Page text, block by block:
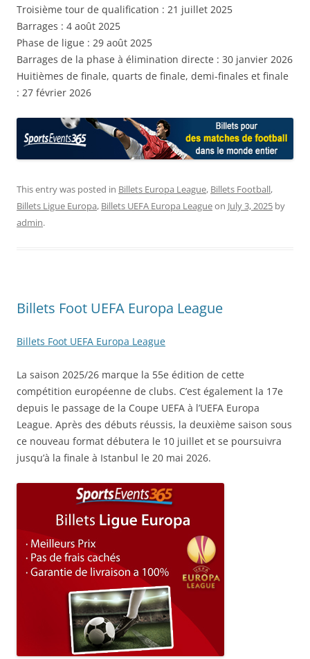
Troisième tour de qualification : 21 juillet 2025
Barrages : 4 août 2025
Phase de ligue : 29 août 2025
Barrages de la phase à élimination directe : 30 janvier 2026
Huitièmes de finale, quarts de finale, demi-finales et finale
: 27 février 2026
This entry was posted in Billets Europa League, Billets Football,
Billets Ligue Europa, Billets UEFA Europa Leagueon July 3, 2025 by
admin.
Billets Foot UEFA Europa League
Billets Foot UEFA Europa League
La saison 2025/26 marque la 55e édition de cette
compétition européenne de clubs. C’est également la 17e
depuis le passage de la Coupe UEFA à l’UEFA Europa
League. Après des débuts réussis, la deuxième saison sous
ce nouveau format débutera le 10 juillet et se poursuivra
jusqu’à la finale à Istanbul le 20 mai 2026.